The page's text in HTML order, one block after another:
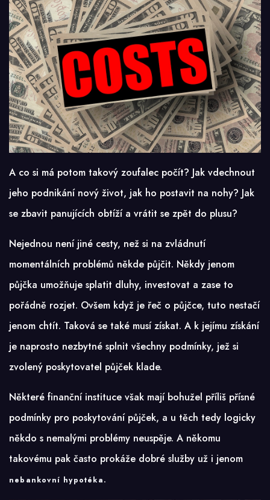
A co si má potom takový zoufalec počít? Jak vdechnout
jeho podnikání nový život, jak ho postavit na nohy? Jak
se zbavit panujících obtíží a vrátit se zpět do plusu?
Nejednou není jiné cesty, než si na zvládnutí
momentálních problémů někde půjčit. Někdy jenom
půjčka umožňuje splatit dluhy, investovat a zase to
pořádně rozjet. Ovšem když je řeč o půjčce, tuto nestačí
jenom chtít. Taková se také musí získat. A k jejímu získání
je naprosto nezbytné splnit všechny podmínky, jež si
zvolený poskytovatel půjček klade.
Některé finanční instituce však mají bohužel příliš přísné
podmínky pro poskytování půjček, a u těch tedy logicky
někdo s nemalými problémy neuspěje. A někomu
takovému pak často prokáže dobré služby už i jenom
nebankovní hypotéka.